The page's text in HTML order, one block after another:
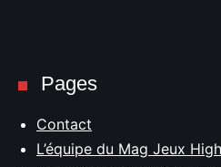
Pages
Contact
L’équipe du Mag Jeux